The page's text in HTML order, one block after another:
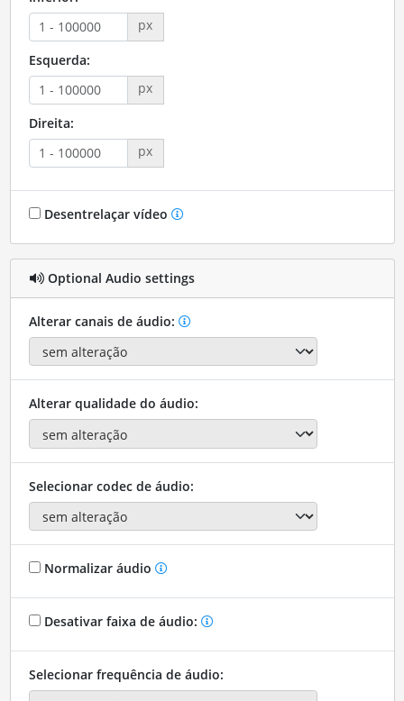
px
Esquerda:
px
Direita:
px
Desentrelaçar vídeo
Optional Audio settings
Alterar canais de áudio:
Alterar qualidade do áudio:
Selecionar codec de áudio:
Normalizar áudio
Desativar faixa de áudio:
Selecionar frequência de áudio: